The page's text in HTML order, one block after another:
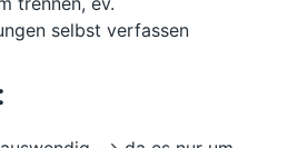
selbst verfassen